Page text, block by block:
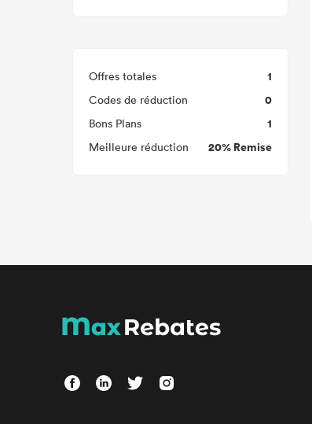
Offres totales 1
Codes de réduction 0
Bons Plans 1
Meilleure réduction 20% Remise